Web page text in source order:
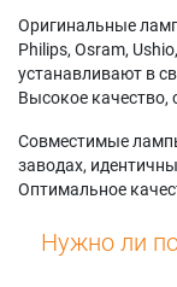
Оригинальные
Philips, Osram,
устанавливают в
Высокое качество,
Совместимые
заводах,
Оптимальное
Нужно ли